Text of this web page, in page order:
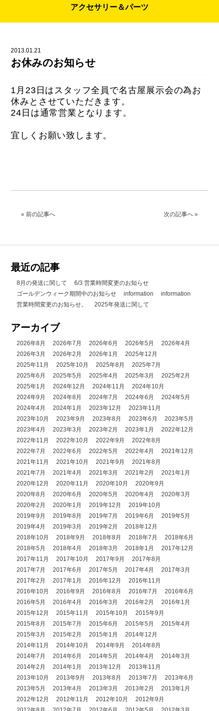
BRUNO(ブルーノ)
DAHON（ダホーン）
FUJI（フジ）
GIOS（ジオス）
tern Crest
tern SURGE UNO
アクセサリー＆パーツ
knog（ノグ）
カスタム ペイント
マルイのかわいいキャップ
2013.01.21
お休みのお知らせ
1月23日はスタッフ全員で名古屋展示会の為お
休みとさせていただきます。
24日は通常営業となります。
宜しくお願い致します。
次の記事へ »
« 前の記事へ
最近の記事
8月の発送に関して
6/3 営業時間変更のお知らせ
ゴールデンウィーク期間中のお知らせ
information
information
営業時間変更のお知らせ。
2025年発送に関して
アーカイブ
2026年8月 2026年7月 2026年6月 2026年5月
2026年4月
2026年3月
2026年2月 2026年1月
2025年12月
2025年11月
2025年10月 2025年8月
2025年7月
2025年6月
2025年5月 2025年4月 2025年3月
2025年2月
2025年1月
2024年12月 2024年11月
2024年10月
2024年9月
2024年8月 2024年7月 2024年6月
2024年5月
2024年4月
2024年1月 2023年12月
2023年11月
2023年10月
2023年9月 2023年8月 2023年6月
2023年5月
2023年4月
2023年3月 2023年2月 2023年1月
2022年12月
2022年11月
2022年10月 2022年9月
2022年8月
2022年7月
2022年6月 2022年5月 2022年4月
2021年12月
2021年11月
2021年10月 2021年9月
2021年8月
2021年7月
2021年4月 2021年3月 2021年2月
2021年1月
2020年12月
2020年11月 2020年10月
2020年9月
2020年8月
2020年6月 2020年5月 2020年4月
2020年3月
2020年2月
2020年1月 2019年12月
2019年10月
2019年9月
2019年8月 2019年7月 2019年6月
2019年5月
2019年4月
2019年3月 2019年2月
2018年12月
2018年10月
2018年9月 2018年8月 2018年7月
2018年6月
2018年5月
2018年4月 2018年3月 2018年1月
2017年12月
2017年11月
2017年10月 2017年9月
2017年8月
2017年7月
2017年6月 2017年5月 2017年4月
2017年3月
2017年2月
2017年1月 2016年12月
2016年11月
2016年10月
2016年9月 2016年8月 2016年7月
2016年6月
2016年5月
2016年4月 2016年3月 2016年2月
2016年1月
2015年12月
2015年11月 2015年10月
2015年9月
2015年8月
2015年7月 2015年6月 2015年5月
2015年4月
2015年3月
2015年2月 2015年1月
2014年12月
2014年11月
2014年10月 2014年9月
2014年8月
2014年7月
2014年6月 2014年5月 2014年4月
2014年3月
2014年2月
2014年1月 2013年12月
2013年11月
2013年10月
2013年9月 2013年8月 2013年7月
2013年6月
2013年5月
2013年4月 2013年3月 2013年2月
2013年1月
2012年12月
2012年11月 2012年10月
2012年9月